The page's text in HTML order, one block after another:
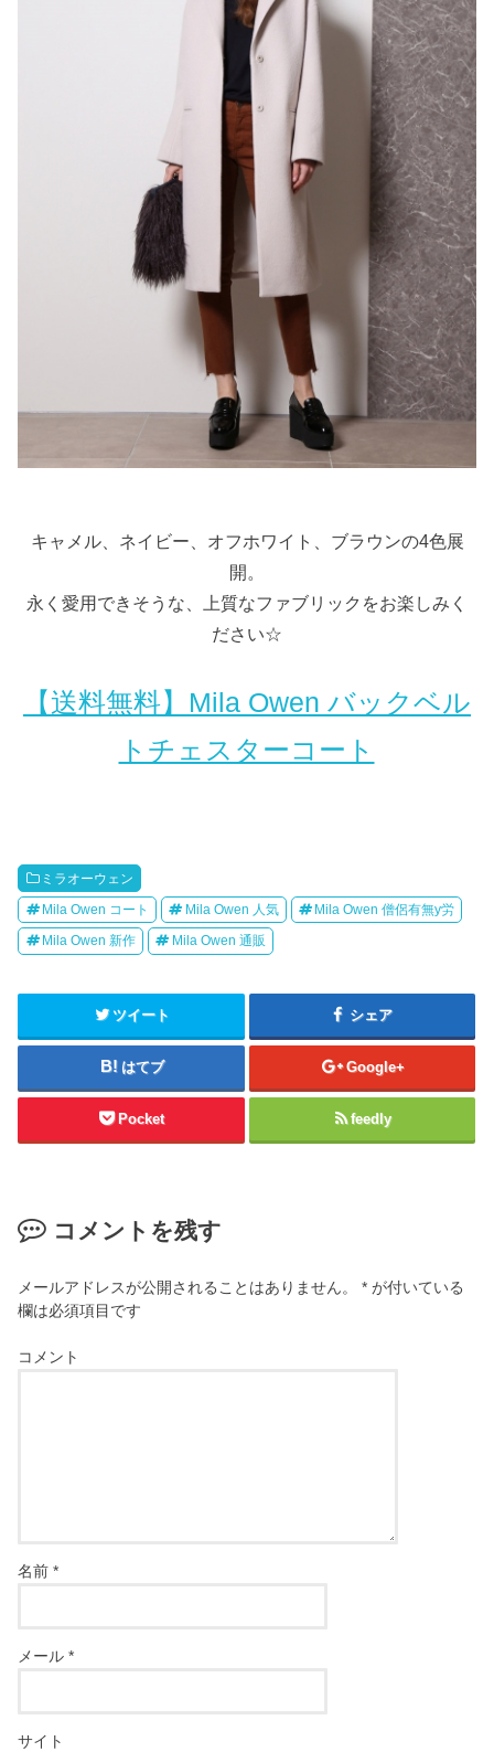
キャメル、ネイビー、オフホワイト、ブラウンの4色展
開。
永く愛用できそうな、上質なファブリックをお楽しみく
ださい☆
【送料無料】Mila Owen バックベル
トチェスターコート
ミラオーウェン
Mila Owen コート Mila Owen 人気 Mila Owen 僧侶有無y労
Mila Owen 新作 Mila Owen 通販
ツイート シェア
はてブ Google+
Pocket feedly
コメントを残す
メールアドレスが公開されることはありません。 * が付いている
欄は必須項目です
コメント
名前*
メール*
サイト